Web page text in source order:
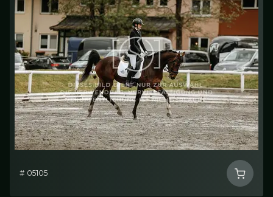
# 05105